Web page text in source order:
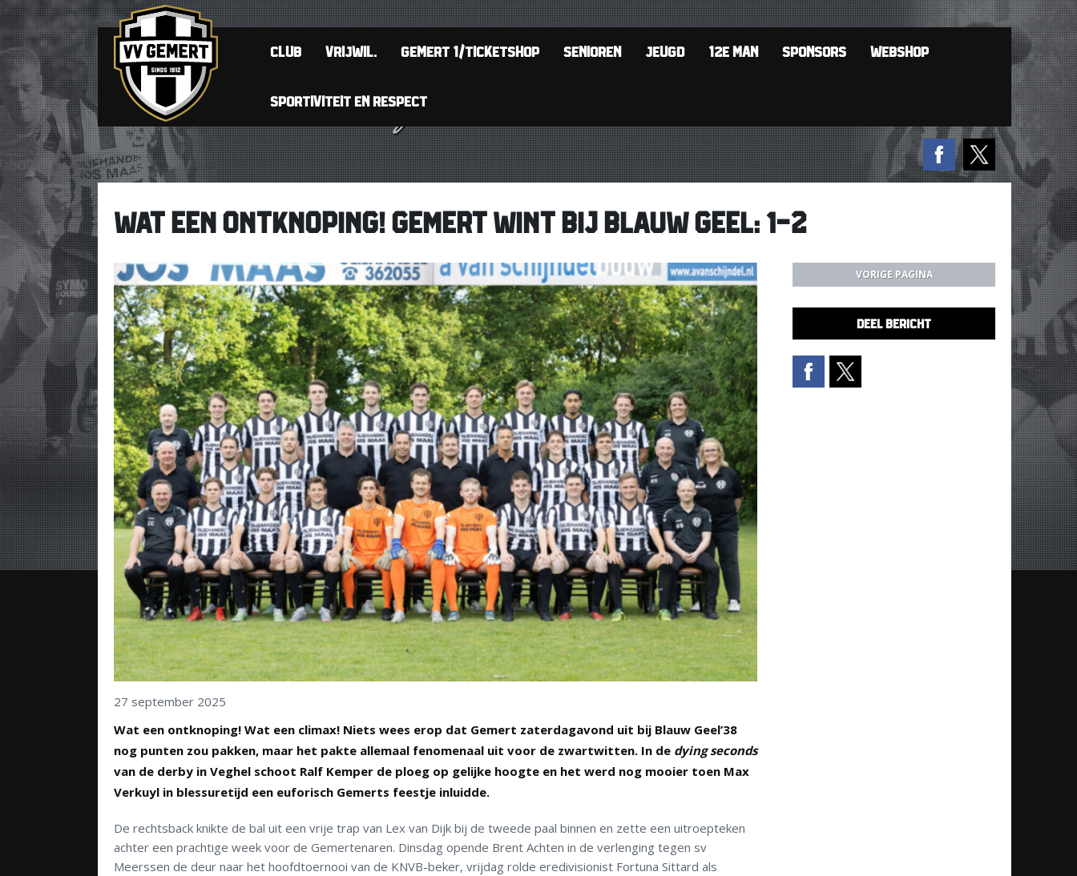
CLUB VRIJWIL. GEMERT 1/TICKETSHOP SENIOREN JEUGD 12E MAN SPONSORS WEBSHOP
SPORTIVITEIT EN RESPECT
WAT EEN ONTKNOPING! GEMERT WINT BIJ BLAUW GEEL: 1-2
27 september 2025
Wat een ontknoping! Wat een climax! Niets wees erop dat Gemert zaterdagavond uit bij Blauw Geel’38
nog punten zou pakken, maar het pakte allemaal fenomenaal uit voor de zwartwitten. In de dying seconds
van de derby in Veghel schoot Ralf Kemper de ploeg op gelijke hoogte en het werd nog mooier toen Max
Verkuyl in blessuretijd een euforisch Gemerts feestje inluidde.
De rechtsback knikte de bal uit een vrije trap van Lex van Dijk bij de tweede paal binnen en zette een uitroepteken
achter een prachtige week voor de Gemertenaren. Dinsdag opende Brent Achten in de verlenging tegen sv
Meerssen de deur naar het hoofdtoernooi van de KNVB-beker, vrijdag rolde eredivisionist Fortuna Sittard als
VORIGE PAGINA
DEEL BERICHT